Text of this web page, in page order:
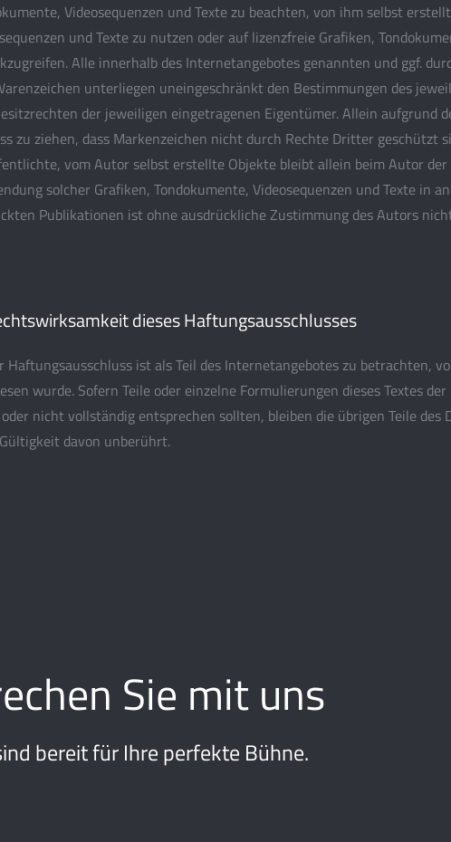
Videosequenzen und Texte zu beachten, von ihm selbst
und Texte zu nutzen oder auf lizenzfreie Grafiken,
Alle innerhalb des Internetangebotes genannten und ggf.
unterliegen uneingeschränkt den Bestimmungen des
der jeweiligen eingetragenen Eigentümer. Allein aufgrund
zu ziehen, dass Markenzeichen nicht durch Rechte Dritter geschützt
vom Autor selbst erstellte Objekte bleibt allein beim Autor
solcher Grafiken, Tondokumente, Videosequenzen und Texte in
Publikationen ist ohne ausdrückliche Zustimmung des Autors
dieses Haftungsausschlusses
Haftungsausschluss ist als Teil des Internetangebotes zu betrachten,
wurde. Sofern Teile oder einzelne Formulierungen dieses Textes
nicht vollständig entsprechen sollten, bleiben die übrigen Teile
davon unberührt.
Sie mit uns
bereit für Ihre perfekte Bühne.